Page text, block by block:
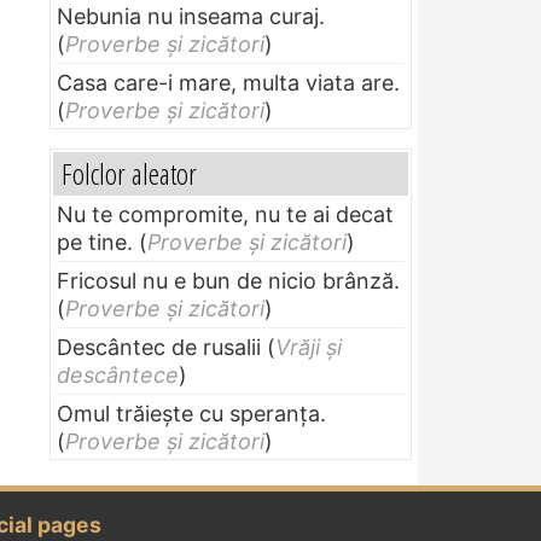
Nebunia nu inseama curaj.
(Proverbe și zicători)
Casa care-i mare, multa viata are.
(Proverbe și zicători)
Folclor aleator
Nu te compromite, nu te ai decat
pe tine. (Proverbe și zicători)
Fricosul nu e bun de nicio brânză.
(Proverbe și zicători)
Descântec de rusalii (Vrăji și
descântece)
Omul trăieşte cu speranţa.
(Proverbe și zicători)
pages